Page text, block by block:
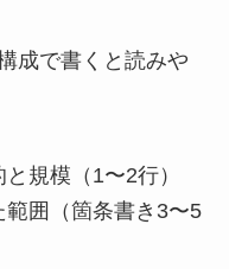
成で書くと読みや
規模（1〜2行）
囲（箇条書き3〜5